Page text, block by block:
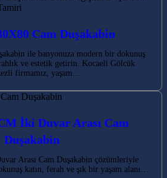
Cam Duşakabin
ile banyonuza modern bir dokunuş
ve estetik getirin. Kocaeli Gölcük
firmamız, yaşam…
İki Duvar Arası Cam
Duşakabin
Arası Cam Duşakabin çözümleriyle
katın, ferah ve şık bir yaşam alanı…